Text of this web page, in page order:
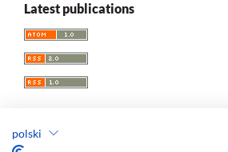
polski
Latest publications